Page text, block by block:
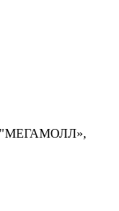
"МЕГАМОЛЛ»,